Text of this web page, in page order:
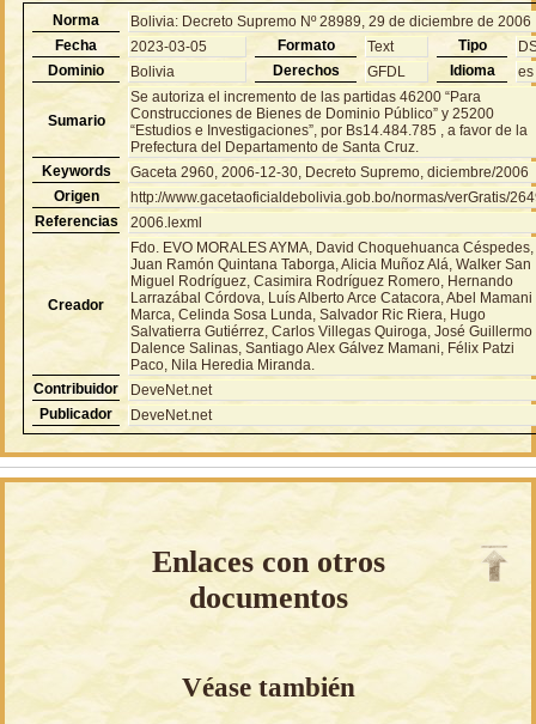
Norma
Bolivia: Decreto Supremo Nº 28989, 29 de diciembre de 2006
Fecha
2023-03-05 Formato Text Tipo
Dominio
Bolivia Derechos GFDL Idioma es
Sumario
Se autoriza el incremento de las partidas 46200 “Para
Construcciones de Bienes de Dominio Público” y 25200
“Estudios e Investigaciones”, por Bs14.484.785 , a favor de la
Prefectura del Departamento de Santa Cruz.
Keywords
Gaceta 2960, 2006-12-30, Decreto Supremo, diciembre/2006
Origen
http://www.gacetaoficialdebolivia.gob.bo/normas/verGratis/
Referencias
2006.lexml
Creador
Fdo. EVO MORALES AYMA, David Choquehuanca Céspedes,
Juan Ramón Quintana Taborga, Alicia Muñoz Alá, Walker San
Miguel Rodríguez, Casimira Rodríguez Romero, Hernando
Larrazábal Córdova, Luís Alberto Arce Catacora, Abel Mamani
Marca, Celinda Sosa Lunda, Salvador Ric Riera, Hugo
Salvatierra Gutiérrez, Carlos Villegas Quiroga, José Guillermo
Dalence Salinas, Santiago Alex Gálvez Mamani, Félix Patzi
Paco, Nila Heredia Miranda.
Contribuidor
DeveNet.net
Publicador
DeveNet.net
Enlaces con otros
documentos
Véase también